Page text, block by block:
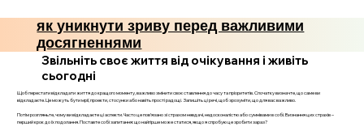
як уникнути зриву перед важливими
досягненнями
Звільніть своє життя від очікування і живіть
сьогодні
Щоб перестати відкладати життя до кращого моменту, важливо змінити своє ставлення до часу та пріоритетів. Спочатку визначте, що саме ви
відкладаєте. Це можуть бути мрії, проекти, стосунки або навіть прості радощі. Запишіть ці речі, щоб зрозуміти, що для вас важливо.
Потім розгляньте, чому ви відкладаєте ці аспекти. Часто це пов’язано зі страхом невдачі, недосконалістю або сумнівами в собі. Визнання цих страхів –
перший крок до їх подолання. Поставте собі запитання: що найгірше може статися, якщо я спробую це зробити зараз?